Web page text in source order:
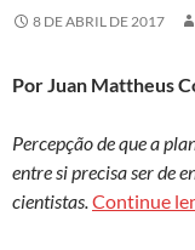
8 DE ABRIL DE 2017
Por Juan Mattheus
Percepção de que a
entre si precisa ser de
cientistas.Continue